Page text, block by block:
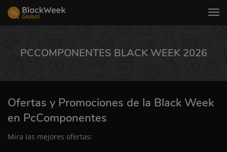
PCCOMPONENTES BLACK WEEK 2026
Ofertas y Promociones de la Black Week
en PcComponentes
Mira las mejores ofertas: